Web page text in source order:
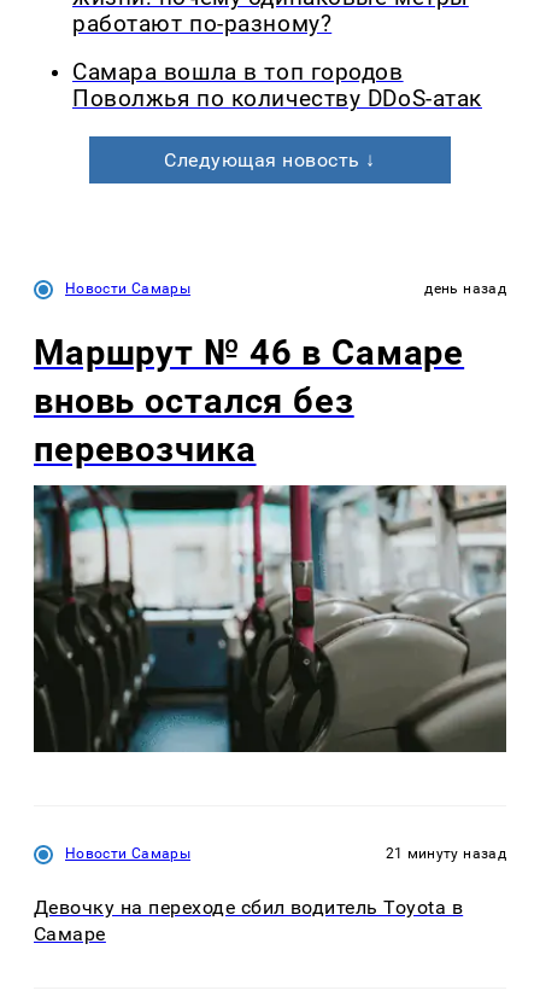
работают по-разному?
Самара вошла в топ городов
Поволжья по количеству DDoS-атак
Следующая новость ↓
Новости Самары день назад
Маршрут № 46 в Самаре
вновь остался без
перевозчика
Новости Самары 21 минуту назад
Девочку на переходе сбил водитель Toyota в
Самаре